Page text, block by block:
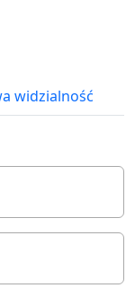
widzialność